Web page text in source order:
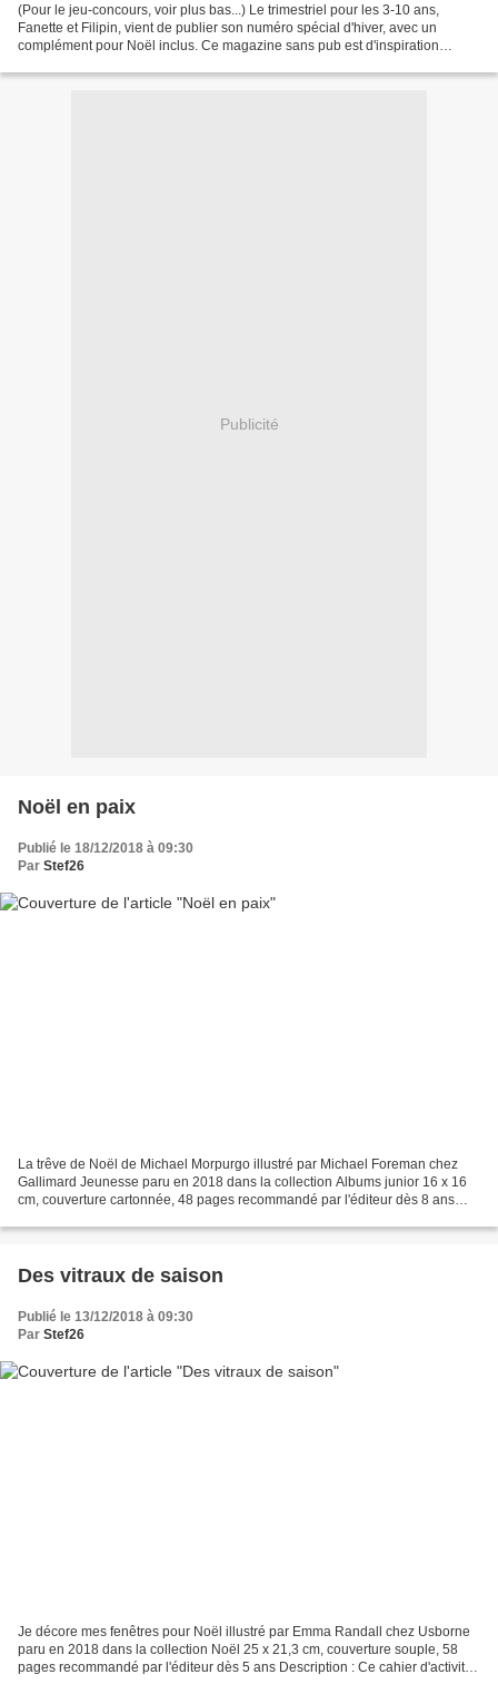
(Pour le jeu-concours, voir plus bas...) Le trimestriel pour les 3-10 ans,
Fanette et Filipin, vient de publier son numéro spécial d'hiver, avec un
complément pour Noël inclus. Ce magazine sans pub est d'inspiration
Publicité
Noël en paix
Publié le 18/12/2018 à 09:30
Par Stef26
La trêve de Noël de Michael Morpurgo illustré par Michael Foreman chez
Gallimard Jeunesse paru en 2018 dans la collection Albums junior 16 x 16
cm, couverture cartonnée, 48 pages recommandé par l'éditeur dès 8 ans
Des vitraux de saison
Publié le 13/12/2018 à 09:30
Par Stef26
Je décore mes fenêtres pour Noël illustré par Emma Randall chez Usborne
paru en 2018 dans la collection Noël 25 x 21,3 cm, couverture souple, 58
pages recommandé par l'éditeur dès 5 ans Description : Ce cahier d'activités